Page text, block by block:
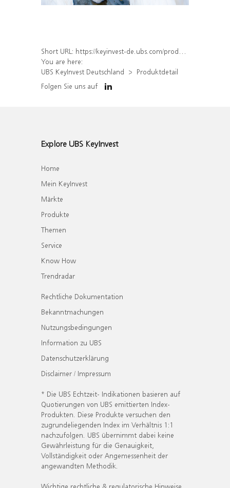
Short URL: https://keyinvest-de.ubs.com/produkt/detail/index/isin/DE000WA50931
You are here:
UBS KeyInvest Deutschland
Produktdetail
Folgen Sie uns auf
Explore UBS KeyInvest
Home
Mein KeyInvest
Märkte
Produkte
Themen
Service
Know How
Trendradar
Rechtliche Dokumentation
Bekanntmachungen
Nutzungsbedingungen
Information zu UBS
Datenschutzerklärung
Disclaimer / Impressum
* Die UBS Echtzeit- Indikationen basieren auf
Quotierungen von UBS emittierten Index-
Produkten. Diese Produkte versuchen den
zugrundeliegenden Index im Verhältnis 1:1
nachzufolgen. UBS übernimmt dabei keine
Gewährleistung für die Genauigkeit,
Vollständigkeit oder Angemessenheit der
angewandten Methodik.